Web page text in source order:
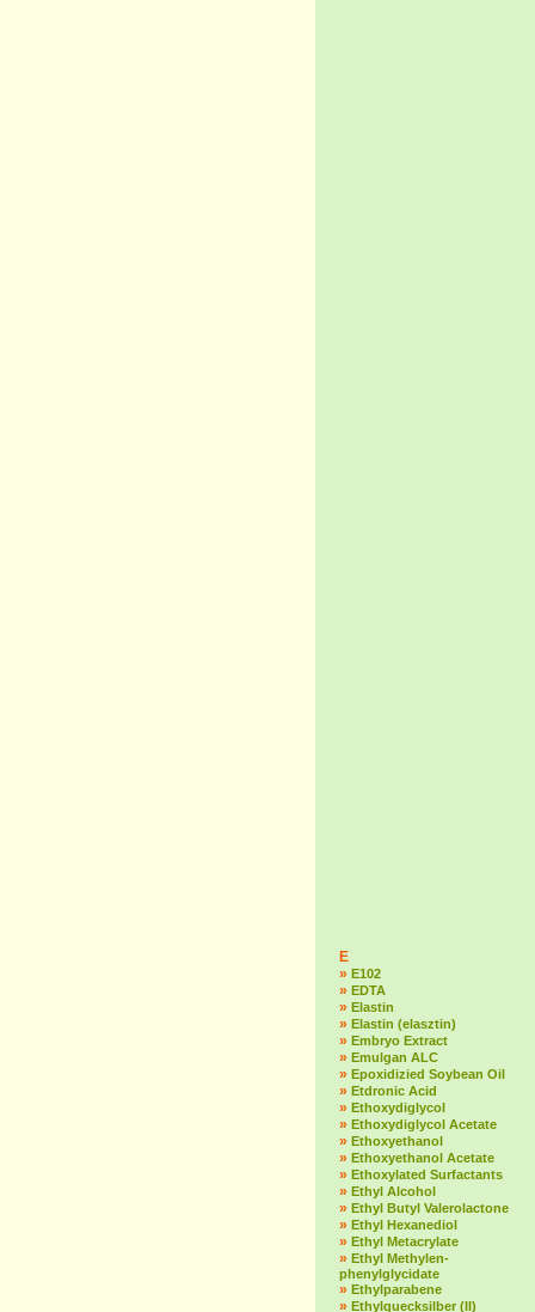
E
» E102
» EDTA
» Elastin
» Elastin (elasztin)
» Embryo Extract
» Emulgan ALC
» Epoxidizied Soybean Oil
» Etdronic Acid
» Ethoxydiglycol
» Ethoxydiglycol Acetate
» Ethoxyethanol
» Ethoxyethanol Acetate
» Ethoxylated Surfactants
» Ethyl Alcohol
» Ethyl Butyl Valerolactone
» Ethyl Hexanediol
» Ethyl Metacrylate
» Ethyl Methylen-
phenylglycidate
» Ethylparabene
» Ethylquecksilber (II)